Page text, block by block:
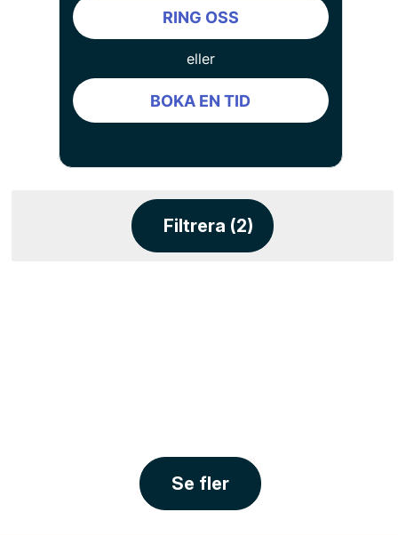
RING OSS
eller
BOKA EN TID
Filtrera (2)
Se fler